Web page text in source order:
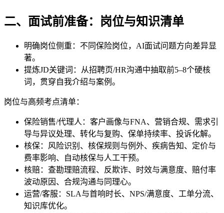
二、面试前准备：岗位与知识清单
明确岗位侧重：不同保险岗位，AI面试问题方向差异显
著。
提炼JD关键词：从招聘页/HR沟通中抽取前5–8个硬核
词，贯穿自我介绍与案例。
岗位与高频考点清单：
保险销售/代理人：客户画像与FNA、营销合规、需求引
导与异议处理、转化与复购、保单持续率、投诉化解。
核保：风险识别、核保规则与例外、疾病告知、定价与
费率影响、自动核保与人工干预。
核赔：查勘理赔流程、反欺诈、时效与满意度、赔付率
波动原因、合规沟通与同理心。
运营/客服：SLA与首响时长、NPS/满意度、工单分流、
知识库优化。